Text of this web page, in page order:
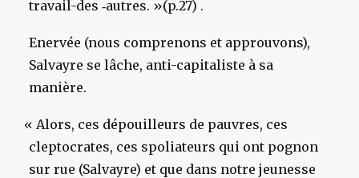
travail-des ‑autres. »(p.27) .
Enervée (nous comprenons et approuvons),
Salvayre se lâche, anti-capitaliste à sa
manière.
« Alors, ces dépouilleurs de pauvres, ces
cleptocrates, ces spoliateurs qui ont pognon
sur rue (Salvayre) et que dans notre jeunesse